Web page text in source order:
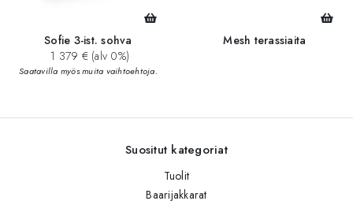
Sofie 3-ist. sohva
1 379 € (alv 0%)
Saatavilla myös muita vaihtoehtoja.
Mesh terassiaita
Suositut kategoriat
Tuolit
Baarijakkarat